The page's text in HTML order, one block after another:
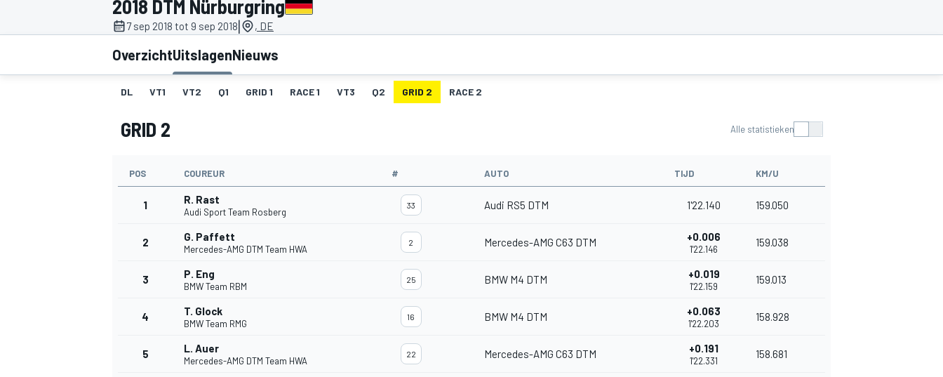
2018 DTM Nürburgring
7 sep 2018 tot 9 sep 2018| , DE
OverzichtUitslagenNieuws
DL VT1 VT2 Q1 GRID 1 RACE 1 VT3 Q2 GRID 2 RACE 2
GRID 2 Alle statistieken
POS COUREUR # AUTO TIJD KM/U
1 R. Rast
Audi Sport Team Rosberg
33 Audi RS5 DTM 1'22.140 159.050
2 G. Paffett
Mercedes-AMG DTM Team HWA
2 Mercedes-AMG C63 DTM +0.006
1'22.146
159.038
3 P. Eng
BMW Team RBM
25 BMW M4 DTM +0.019
1'22.159
159.013
4 T. Glock
BMW Team RMG
16 BMW M4 DTM +0.063
1'22.203
158.928
5 L. Auer
Mercedes-AMG DTM Team HWA
22 Mercedes-AMG C63 DTM +0.191
1'22.331
158.681